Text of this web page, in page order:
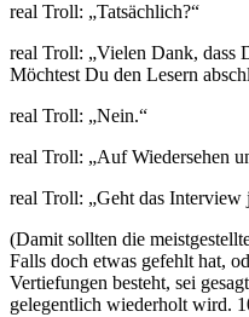
real Troll: „Tatsächlich?“
real Troll: „Vielen Dank, dass
Möchtest Du den Lesern
real Troll: „Nein.“
real Troll: „Auf Wiedersehen
real Troll: „Geht das Interview
(Damit sollten die
Falls doch etwas gefehlt hat,
Vertiefungen besteht, sei
gelegentlich wiederholt wird.